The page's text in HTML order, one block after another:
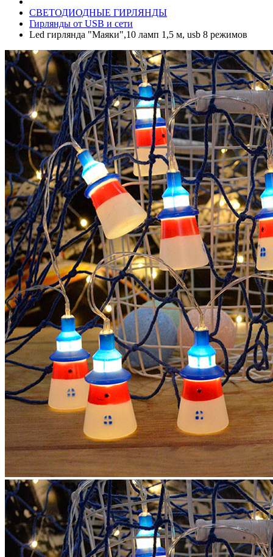
СВЕТОДИОДНЫЕ ГИРЛЯНДЫ
Гирлянды от USB и сети
Led гирлянда "Маяки",10 ламп 1,5 м, usb 8 режимов